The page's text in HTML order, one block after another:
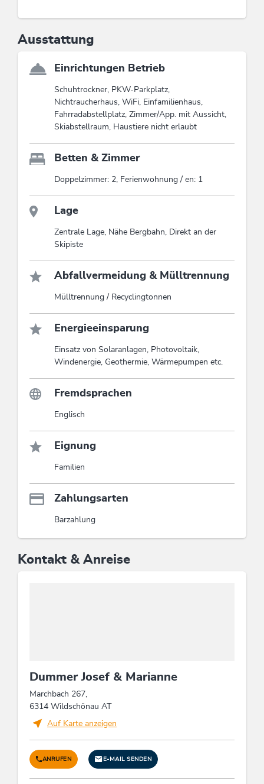
Ausstattung
Einrichtungen Betrieb
Schuhtrockner, PKW-Parkplatz,
Nichtraucherhaus, WiFi, Einfamilienhaus,
Fahrradabstellplatz, Zimmer/App. mit Aussicht,
Skiabstellraum, Haustiere nicht erlaubt
Betten & Zimmer
Doppelzimmer: 2, Ferienwohnung / en: 1
Lage
Zentrale Lage, Nähe Bergbahn, Direkt an der
Skipiste
Abfallvermeidung & Mülltrennung
Mülltrennung / Recyclingtonnen
Energieeinsparung
Einsatz von Solaranlagen, Photovoltaik,
Windenergie, Geothermie, Wärmepumpen etc.
Fremdsprachen
Englisch
Eignung
Familien
Zahlungsarten
Barzahlung
Kontakt & Anreise
Dummer Josef & Marianne
Marchbach 267,
6314 Wildschönau AT
Auf Karte anzeigen
ANRUFEN E-MAIL SENDEN